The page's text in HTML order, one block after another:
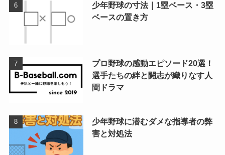
少年野球の寸法｜1塁ベース・3塁
ベースの置き方
プロ野球の感動エピソード20選！
選手たちの絆と闘志が織りなす人
間ドラマ
少年野球に潜むダメな指導者の弊
害と対処法